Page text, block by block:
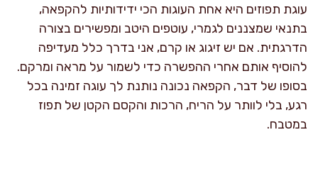
עוגת תפוזים היא אחת העוגות הכי ידידותיות להקפאה,
בתנאי שמצננים לגמרי, עוטפים היטב ומפשירים בצורה
הדרגתית. אם יש זיגוג או קרם, אני בדרך כלל מעדיפה
להוסיף אותם אחרי ההפשרה כדי לשמור על מראה ומרקם.
בסופו של דבר, הקפאה נכונה נותנת לך עוגה זמינה בכל
רגע, בלי לוותר על הריח, הרכות והקסם הקטן של תפוז
במטבח.